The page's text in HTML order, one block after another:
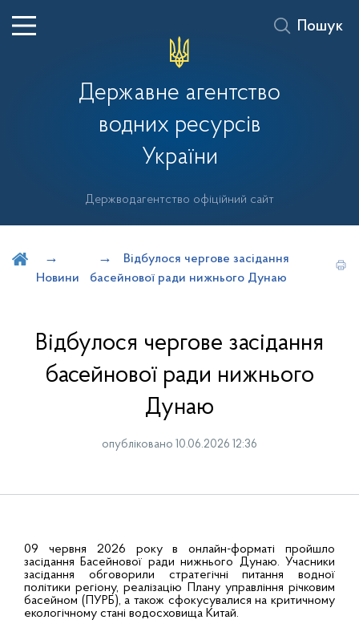
Державне агентство
водних ресурсів
України
Держводагентство офіційний сайт
Пошук
Новини
Відбулося чергове засідання
басейнової ради нижнього Дунаю
Відбулося чергове засідання
басейнової ради нижнього
Дунаю
опубліковано 10.06.2026 12:36
09 червня 2026 року в онлайн-форматі пройшло
засідання Басейнової ради нижнього Дунаю. Учасники
засідання обговорили стратегічні питання водної
політики регіону, реалізацію Плану управління річковим
басейном (ПУРБ), а також сфокусувалися на критичному
екологічному стані водосховища Китай.